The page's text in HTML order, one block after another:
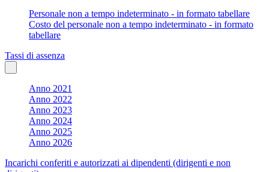
Personale non a tempo indeterminato - in formato tabellare
Costo del personale non a tempo indeterminato - in formato
tabellare
Tassi di assenza
Anno 2021
Anno 2022
Anno 2023
Anno 2024
Anno 2025
Anno 2026
Incarichi conferiti e autorizzati ai dipendenti (dirigenti e non